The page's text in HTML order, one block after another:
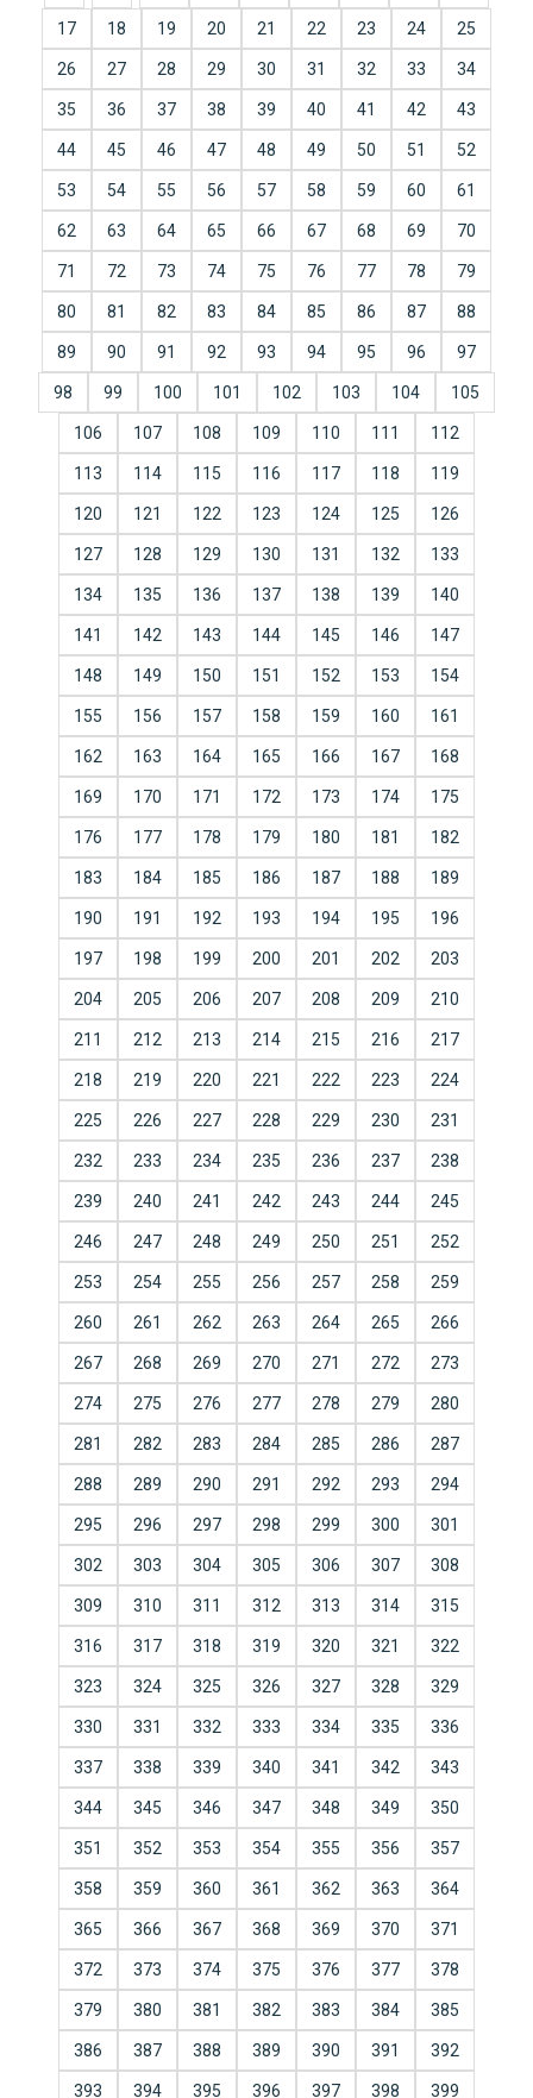
17 18 19 20 21 22 23 24 25
26 27 28 29 30 31 32 33 34
35 36 37 38 39 40 41 42 43
44 45 46 47 48 49 50 51 52
53 54 55 56 57 58 59 60 61
62 63 64 65 66 67 68 69 70
71 72 73 74 75 76 77 78 79
80 81 82 83 84 85 86 87 88
89 90 91 92 93 94 95 96 97
98 99 100 101 102 103 104 105
106 107 108 109 110 111 112
113 114 115 116 117 118 119
120 121 122 123 124 125 126
127 128 129 130 131 132 133
134 135 136 137 138 139 140
141 142 143 144 145 146 147
148 149 150 151 152 153 154
155 156 157 158 159 160 161
162 163 164 165 166 167 168
169 170 171 172 173 174 175
176 177 178 179 180 181 182
183 184 185 186 187 188 189
190 191 192 193 194 195 196
197 198 199 200 201 202 203
204 205 206 207 208 209 210
211 212 213 214 215 216 217
218 219 220 221 222 223 224
225 226 227 228 229 230 231
232 233 234 235 236 237 238
239 240 241 242 243 244 245
246 247 248 249 250 251 252
253 254 255 256 257 258 259
260 261 262 263 264 265 266
267 268 269 270 271 272 273
274 275 276 277 278 279 280
281 282 283 284 285 286 287
288 289 290 291 292 293 294
295 296 297 298 299 300 301
302 303 304 305 306 307 308
309 310 311 312 313 314 315
316 317 318 319 320 321 322
323 324 325 326 327 328 329
330 331 332 333 334 335 336
337 338 339 340 341 342 343
344 345 346 347 348 349 350
351 352 353 354 355 356 357
358 359 360 361 362 363 364
365 366 367 368 369 370 371
372 373 374 375 376 377 378
379 380 381 382 383 384 385
386 387 388 389 390 391 392
393 394 395 396 397 398 399